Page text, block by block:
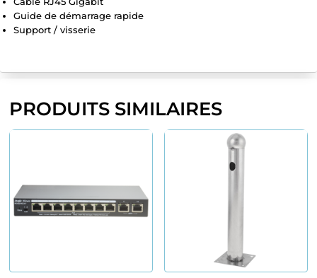
Guide de démarrage rapide
Support / visserie
PRODUITS SIMILAIRES